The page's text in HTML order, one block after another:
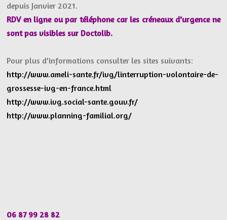
depuis Janvier 2021.
RDV en ligne ou par téléphone car les créneaux d'urgence ne
sont pas visibles sur Doctolib.
Pour plus d'informations consulter les sites suivants:
http://www.ameli-sante.fr/ivg/linterruption-volontaire-de-
grossesse-ivg-en-france.html
http://www.ivg.social-sante.gouv.fr/
http://www.planning-familial.org/
06 87 99 28 82